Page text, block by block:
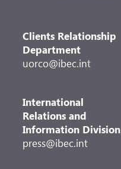
Clients Relationship
Department
uorco@ibec.int
International
Relations and
Information Division
press@ibec.int